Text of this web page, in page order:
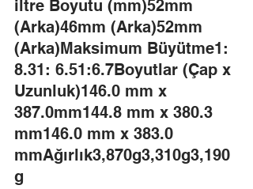
iltre Boyutu (mm)52mm
(Arka)46mm (Arka)52mm
(Arka)Maksimum Büyütme1:
8.31: 6.51:6.7Boyutlar (Çap x
Uzunluk)146.0 mm x
387.0mm144.8 mm x 380.3
mm146.0 mm x 383.0
mmAğırlık3,870g3,310g3,190
g